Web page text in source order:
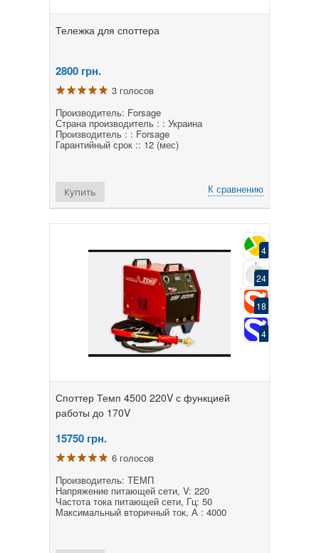
Тележка для споттера
2800 грн.
3 голосов
Производитель: Forsage
Страна производитель : : Украина
Производитель : : Forsage
Гарантийный срок :: 12 (мес)
К сравнению
Купить
4
24
18
4
Споттер Темп 4500 220V с функцией
работы до 170V
15750 грн.
6 голосов
Производитель: ТЕМП
Напряжение питающей сети, V: 220
Частота тока питающей сети, Гц: 50
Максимальный вторичный ток, А : 4000